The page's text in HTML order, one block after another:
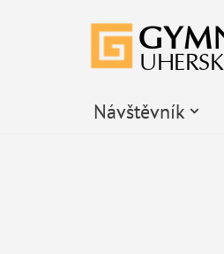
Návštěvník